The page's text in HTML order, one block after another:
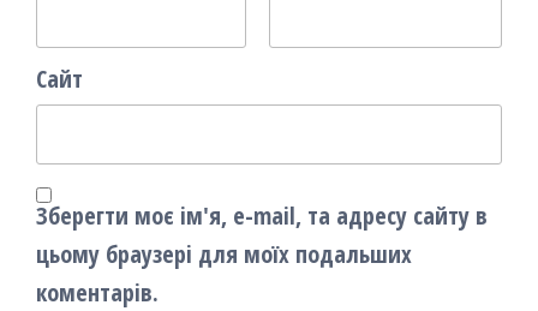
Сайт
Зберегти моє ім'я, e-mail, та адресу сайту в
цьому браузері для моїх подальших
коментарів.